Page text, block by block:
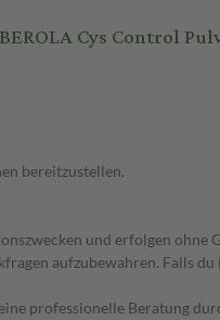
Cys Control
bereitzustellen.
und erfolgen
aufzubewahren. Falls
professionelle Beratung